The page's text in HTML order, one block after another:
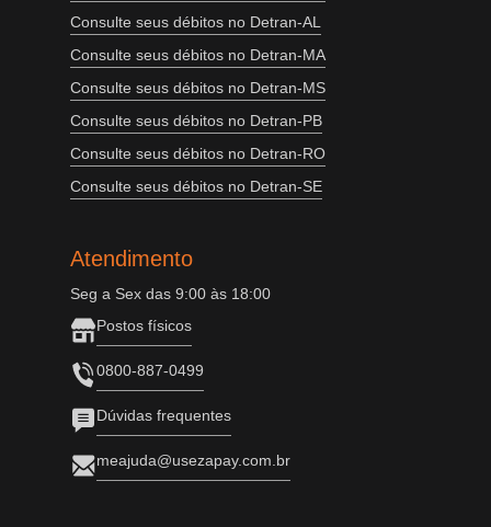
Consulte seus débitos no Detran-AL
Consulte seus débitos no Detran-MA
Consulte seus débitos no Detran-MS
Consulte seus débitos no Detran-PB
Consulte seus débitos no Detran-RO
Consulte seus débitos no Detran-SE
Atendimento
Seg a Sex das 9:00 às 18:00
Postos físicos
0800-887-0499
Dúvidas frequentes
meajuda@usezapay.com.br